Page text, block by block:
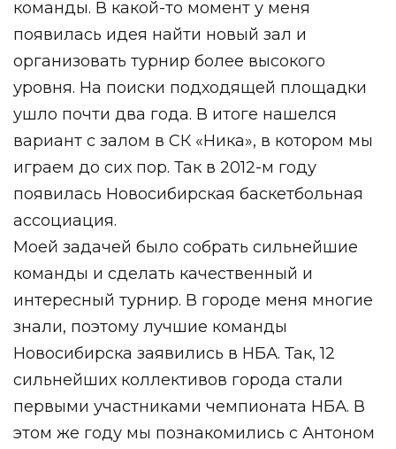
команды. В какой-то момент у меня
появилась идея найти новый зал и
организовать турнир более высокого
уровня. На поиски подходящей площадки
ушло почти два года. В итоге нашелся
вариант с залом в СК «Ника», в котором мы
играем до сих пор. Так в 2012-м году
появилась Новосибирская баскетбольная
ассоциация.
Моей задачей было собрать сильнейшие
команды и сделать качественный и
интересный турнир. В городе меня многие
знали, поэтому лучшие команды
Новосибирска заявились в НБА. Так, 12
сильнейших коллективов города стали
первыми участниками чемпионата НБА. В
этом же году мы познакомились с Антоном